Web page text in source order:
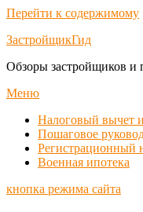
Перейти к содержимому
ЗастройщикГид
Обзоры застройщиков и
Меню
Налоговый вычет
Пошаговое
Регистрационный
Военная ипотека
кнопка режима сайта